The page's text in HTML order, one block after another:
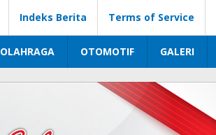
Indeks Berita Terms of Service
OLAHRAGA OTOMOTIF GALERI